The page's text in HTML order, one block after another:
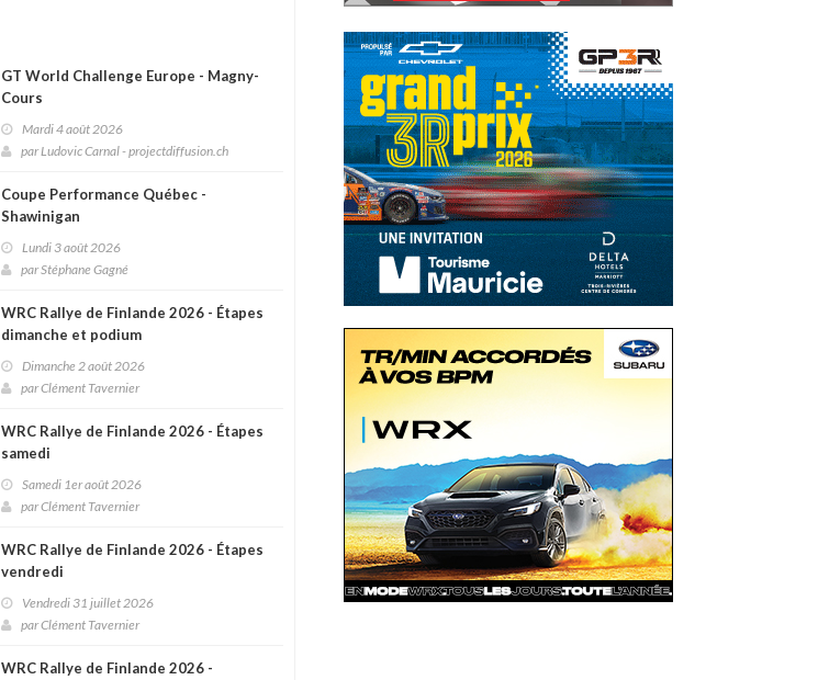
GT World Challenge Europe - Magny-
Cours
Mardi 4 août 2026
parLudovic Carnal - projectdiffusion.ch
Coupe Performance Québec -
Shawinigan
Lundi 3 août 2026
parStéphane Gagné
WRC Rallye de Finlande 2026 - Étapes
dimanche et podium
Dimanche 2 août 2026
parClément Tavernier
WRC Rallye de Finlande 2026 - Étapes
samedi
Samedi 1er août 2026
parClément Tavernier
WRC Rallye de Finlande 2026 - Étapes
vendredi
Vendredi 31 juillet 2026
parClément Tavernier
WRC Rallye de Finlande 2026 -